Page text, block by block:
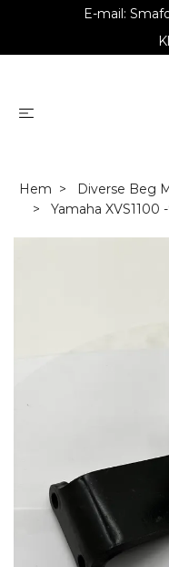
E-mail:
Hem Diverse Beg
Yamaha XVS1100